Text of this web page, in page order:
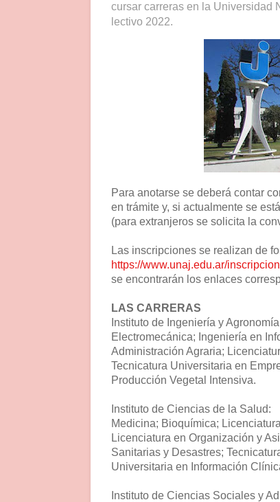
cursar carreras en la Universidad
lectivo 2022.
Para anotarse se deberá contar
en trámite y, si actualmente se
(para extranjeros se solicita la
Las inscripciones se realizan de
https://www.unaj.edu.ar/
se encontrarán los enlaces
LAS CARRERAS
Instituto de Ingeniería y
Electromecánica; Ingeniería en
Administración Agraria;
Tecnicatura Universitaria en
Producción Vegetal Intensiva.
Instituto de Ciencias de la Salud:
Medicina; Bioquímica;
Licenciatura en Organización y
Sanitarias y Desastres;
Universitaria en Información
Instituto de Ciencias Sociales y